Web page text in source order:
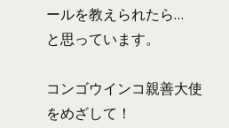
ールを教えられたら…
と思っています。
コンゴウインコ親善大使
をめざして！